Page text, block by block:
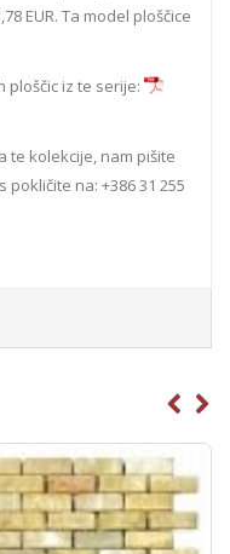
EUR. Ta model ploščice
ploščic iz te serije:
te kolekcije, nam pišite
pokličite na: +386 31 255